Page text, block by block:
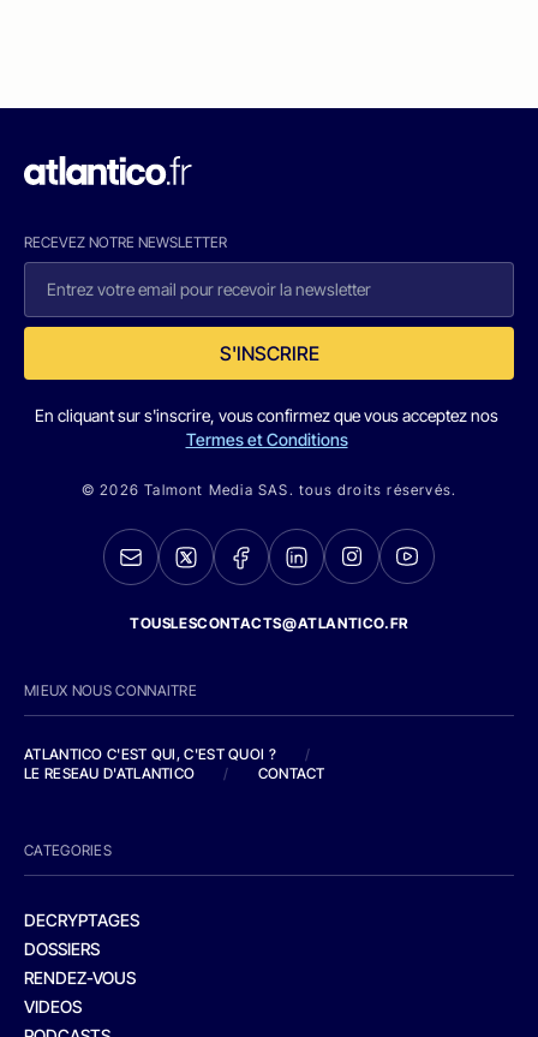
RECEVEZ NOTRE NEWSLETTER
S'INSCRIRE
En cliquant sur s'inscrire, vous confirmez que vous acceptez nos
Termes et Conditions
© 2026 Talmont Media SAS. tous droits réservés.
TOUSLESCONTACTS@ATLANTICO.FR
MIEUX NOUS CONNAITRE
ATLANTICO C'EST QUI, C'EST QUOI ?
/
LE RESEAU D'ATLANTICO
/ CONTACT
CATEGORIES
DECRYPTAGES
DOSSIERS
RENDEZ-VOUS
VIDEOS